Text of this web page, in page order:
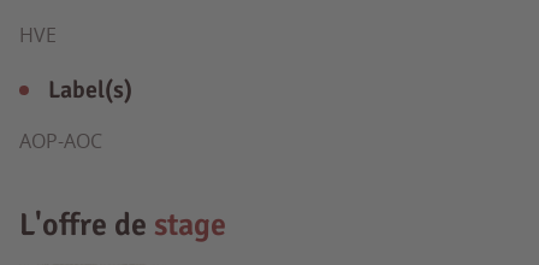
HVE
Label(s)
AOP-AOC
L'offre de stage